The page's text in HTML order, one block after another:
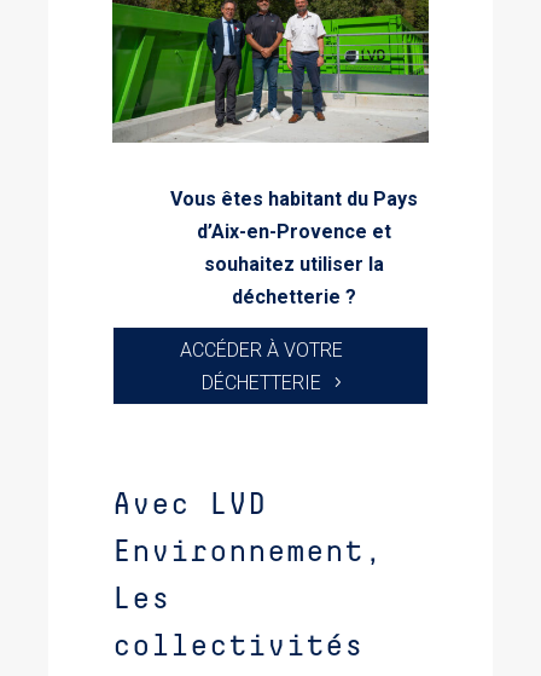
Vous êtes habitant du Pays
d’Aix-en-Provence et
souhaitez utiliser la
déchetterie ?
ACCÉDER À VOTRE
DÉCHETTERIE
Avec LVD
Environnement,
Les
collectivités